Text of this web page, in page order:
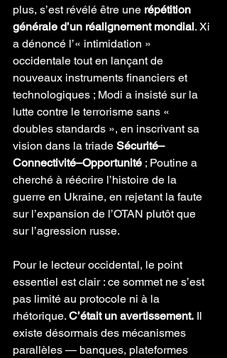
plus, s’est révélé être une répétition
générale d’un réalignement mondial. Xi
a dénoncé l’« intimidation »
occidentale tout en lançant de
nouveaux instruments financiers et
technologiques ; Modi a insisté sur la
lutte contre le terrorisme sans «
doubles standards », en inscrivant sa
vision dans la triade Sécurité–
Connectivité–Opportunité ; Poutine a
cherché à réécrire l’histoire de la
guerre en Ukraine, en rejetant la faute
sur l’expansion de l’OTAN plutôt que
sur l’agression russe.
Pour le lecteur occidental, le point
essentiel est clair : ce sommet ne s’est
pas limité au protocole ni à la
rhétorique. C’était un avertissement. Il
existe désormais des mécanismes
parallèles — banques, plateformes